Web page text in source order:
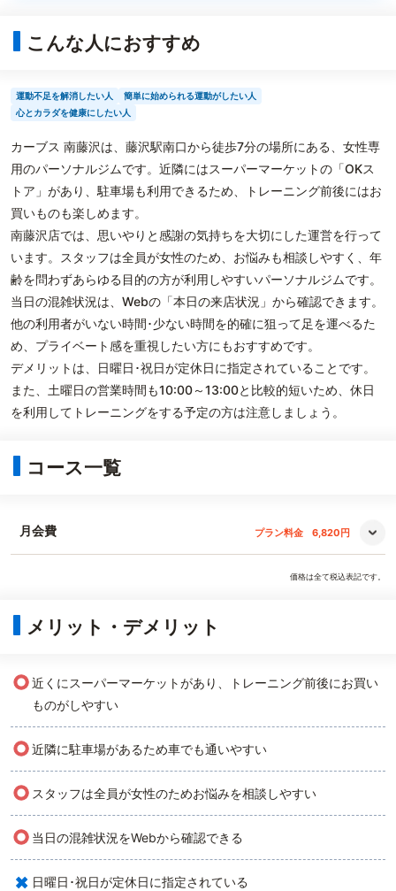
こんな人におすすめ
運動不足を解消したい人
簡単に始められる運動がしたい人
心とカラダを健康にしたい人
カーブス 南藤沢は、藤沢駅南口から徒歩7分の場所にある、女性専
用のパーソナルジムです。近隣にはスーパーマーケットの「OKス
トア」があり、駐車場も利用できるため、トレーニング前後にはお
買いものも楽しめます。
南藤沢店では、思いやりと感謝の気持ちを大切にした運営を行って
います。スタッフは全員が女性のため、お悩みも相談しやすく、年
齢を問わずあらゆる目的の方が利用しやすいパーソナルジムです。
当日の混雑状況は、Webの「本日の来店状況」から確認できます。
他の利用者がいない時間･少ない時間を的確に狙って足を運べるた
め、プライベート感を重視したい方にもおすすめです。
デメリットは、日曜日･祝日が定休日に指定されていることです。
また、土曜日の営業時間も10:00～13:00と比較的短いため、休日
を利用してトレーニングをする予定の方は注意しましょう。
コース一覧
月会費 プラン料金 6,820円
価格は全て税込表記です。
メリット・デメリット
○近くにスーパーマーケットがあり、トレーニング前後にお買い
ものがしやすい
○近隣に駐車場があるため車でも通いやすい
○ スタッフは全員が女性のためお悩みを相談しやすい
○ 当日の混雑状況をWebから確認できる
× 日曜日･祝日が定休日に指定されている